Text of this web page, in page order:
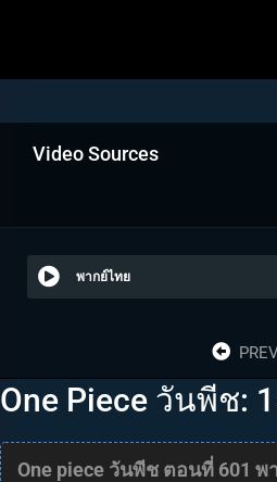
Video Sources
พากย์ไทย
One Piece วันพีช:
One piece วันพีช ตอนที่ 601